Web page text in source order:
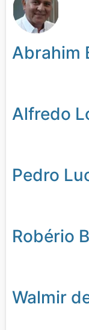
Abrahim
Alfredo
Pedro
Robério
Walmir